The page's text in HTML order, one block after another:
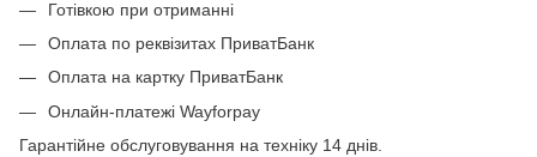
Готівкою при отриманні
Оплата по реквізитах ПриватБанк
Оплата на картку ПриватБанк
Онлайн-платежі Wayforpay
Гарантійне обслуговування на техніку 14 днів.